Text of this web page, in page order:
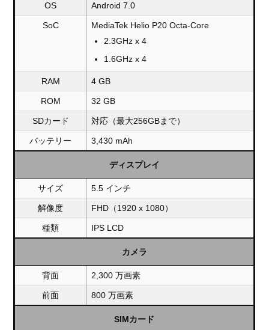
OS Android 7.0
SoC
MediaTek Helio P20 Octa-Core
2.3GHz x 4
1.6GHz x 4
RAM 4 GB
ROM 32 GB
SDカード 対応（最大256GBまで）
バッテリー 3,430 mAh
ディスプレイ
サイズ 5.5 インチ
解像度 FHD（1920 x 1080）
種類 IPS LCD
カメラ
背面 2,300 万画素
前面 800 万画素
SIMカード